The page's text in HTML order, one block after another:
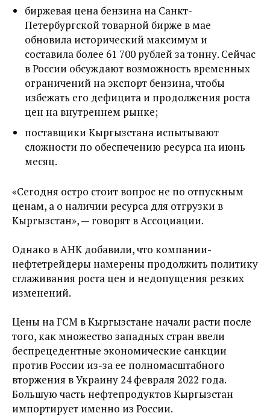
биржевая цена бензина на Санкт-
Петербургской товарной бирже в мае
обновила исторический максимум и
составила более 61 700 рублей за тонну. Сейчас
в России обсуждают возможность временных
ограничений на экспорт бензина, чтобы
избежать его дефицита и продолжения роста
цен на внутреннем рынке;
поставщики Кыргызстана испытывают
сложности по обеспечению ресурса на июнь
месяц.
«Сегодня остро стоит вопрос не по отпускным
ценам, а о наличии ресурса для отгрузки в
Кыргызстан», — говорят в Ассоциации.
Однако в АНК добавили, что компании-
нефтетрейдеры намерены продолжить политику
сглаживания роста цен и недопущения резких
изменений.
Цены на ГСМ в Кыргызстане начали расти после
того, как множество западных стран ввели
беспрецедентные экономические санкции
против России из-за ее полномасштабного
вторжения в Украину 24 февраля 2022 года.
Большую часть нефтепродуктов Кыргызстан
импортирует именно из России.